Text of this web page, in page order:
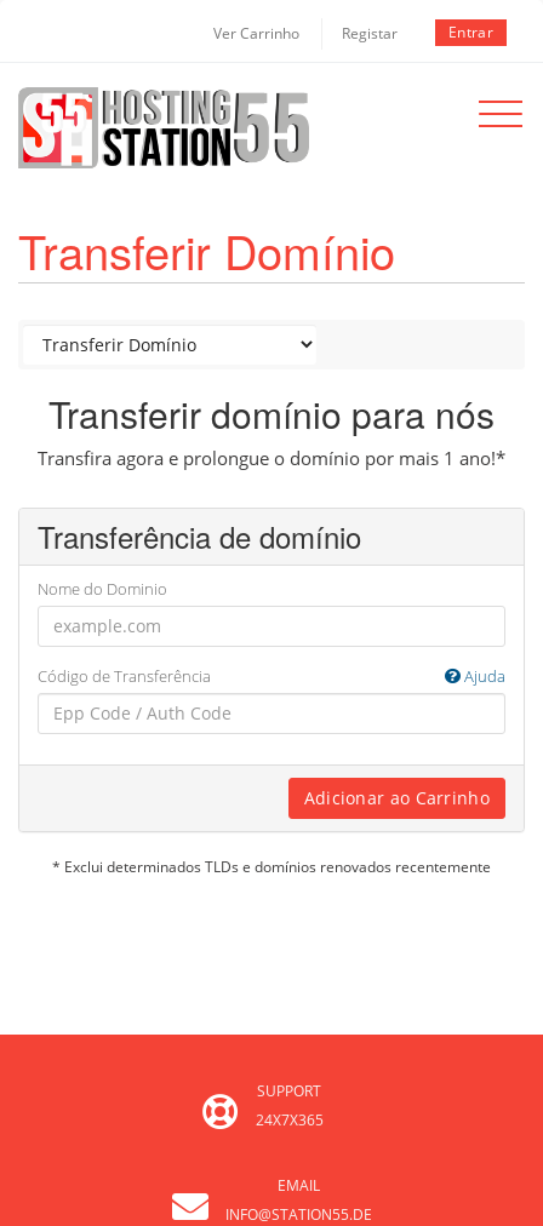
Ver Carrinho Registar Entrar
Toggle
Transferir Domínio
Transferir domínio para nós
Transfira agora e prolongue o domínio por mais 1 ano!*
Transferência de domínio
Nome do Dominio
Código de Transferência Ajuda
Adicionar ao Carrinho
* Exclui determinados TLDs e domínios renovados recentemente
SUPPORT
24X7X365
EMAIL
INFO@STATION55.DE